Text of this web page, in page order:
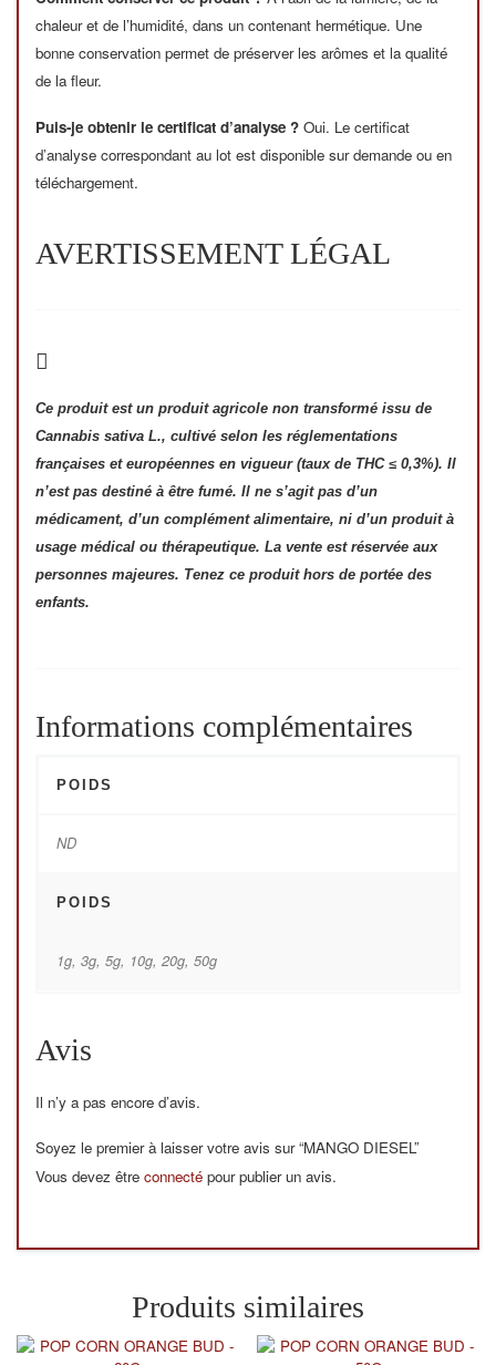
chaleur et de l’humidité, dans un contenant hermétique. Une
bonne conservation permet de préserver les arômes et la qualité
de la fleur.
Puis-je obtenir le certificat d’analyse ? Oui. Le certificat
d’analyse correspondant au lot est disponible sur demande ou en
téléchargement.
AVERTISSEMENT LÉGAL
Ce produit est un produit agricole non transformé issu de
Cannabis sativa L., cultivé selon les réglementations
françaises et européennes en vigueur (taux de THC ≤ 0,3%). Il
n’est pas destiné à être fumé. Il ne s’agit pas d’un
médicament, d’un complément alimentaire, ni d’un produit à
usage médical ou thérapeutique. La vente est réservée aux
personnes majeures. Tenez ce produit hors de portée des
enfants.
Informations complémentaires
POIDS
ND
POIDS
1g, 3g, 5g, 10g, 20g, 50g
Avis
Il n’y a pas encore d’avis.
Soyez le premier à laisser votre avis sur “MANGO DIESEL”
Vous devez être connecté pour publier un avis.
Produits similaires